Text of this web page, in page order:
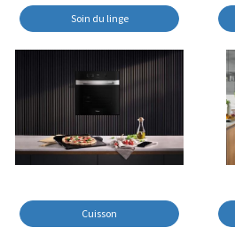
Soin du linge
Cuisson